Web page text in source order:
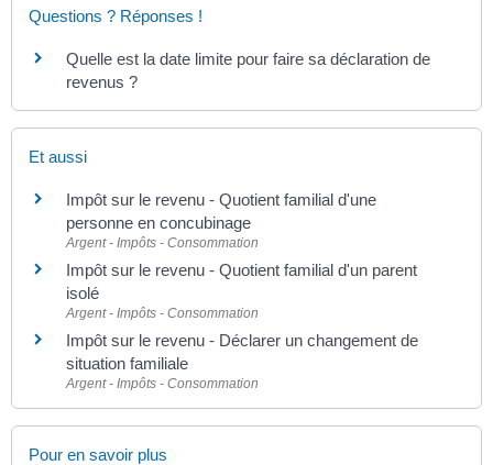
Questions ? Réponses !
Quelle est la date limite pour faire sa déclaration de
revenus ?
Et aussi
Impôt sur le revenu - Quotient familial d'une
personne en concubinage
Argent - Impôts - Consommation
Impôt sur le revenu - Quotient familial d'un parent
isolé
Argent - Impôts - Consommation
Impôt sur le revenu - Déclarer un changement de
situation familiale
Argent - Impôts - Consommation
Pour en savoir plus